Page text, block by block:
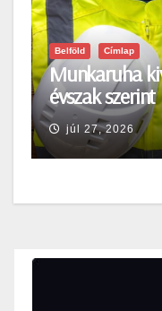
Belföld Címlap
Munkaruha
évszak szerint
júl 27, 2026